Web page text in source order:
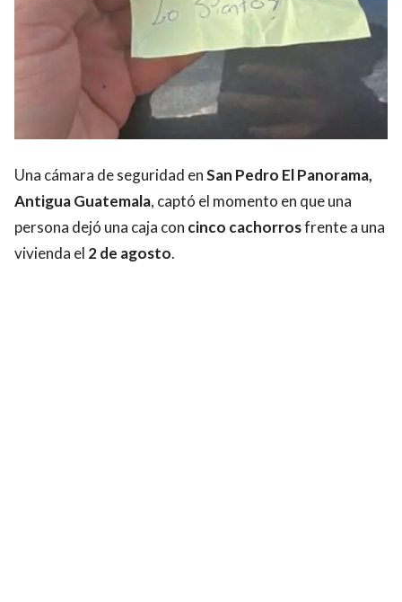
Una cámara de seguridad enSan Pedro El Panorama,
Antigua Guatemala, captó el momento en que una
persona dejó una caja con cinco cachorrosfrente a una
vivienda el 2 de agosto.